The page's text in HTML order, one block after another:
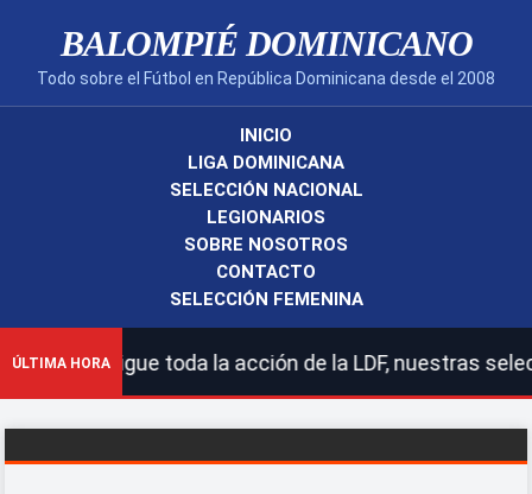
BALOMPIÉ DOMINICANO
Todo sobre el Fútbol en República Dominicana desde el 2008
INICIO
LIGA DOMINICANA
SELECCIÓN NACIONAL
LEGIONARIOS
SOBRE NOSOTROS
CONTACTO
SELECCIÓN FEMENINA
ÚLTIMA HORA
| Sigue toda la acción de la LDF, nuestras